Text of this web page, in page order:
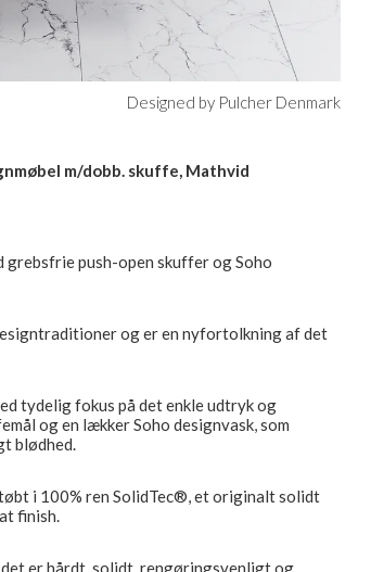
Designed by Pulcher Denmark
m/dobb. skuffe, Mathvid
grebsfrie push-open skuffer og Soho
og er en nyfortolkning af det
tydelig fokus på det enkle udtryk og
og en lækker Soho designvask, som
blødhed.
i 100% ren SolidTec®, et originalt solidt
finish.
er hårdt, solidt, rengøringsvenligt og